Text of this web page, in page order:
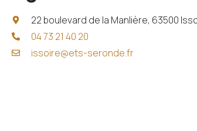
22 boulevard de la Manlière, 63500
04 73 21 40 20
issoire@ets-seronde.fr